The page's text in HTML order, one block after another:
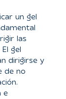
un gel
las
gel
dirigirse y
de no
e